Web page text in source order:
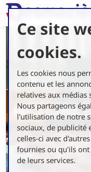
Ce site
cookies.
Les cookies nous
contenu et les
relatives aux médias
Nous partageons
l'utilisation de notre
sociaux, de publicité
celles-ci avec
fournies ou qu'ils
de leurs services.